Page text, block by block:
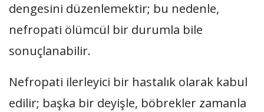
dengesini düzenlemektir; bu nedenle,
nefropati ölümcül bir durumla bile
sonuçlanabilir.
Nefropati ilerleyici bir hastalık olarak kabul
edilir; başka bir deyişle, böbrekler zamanla